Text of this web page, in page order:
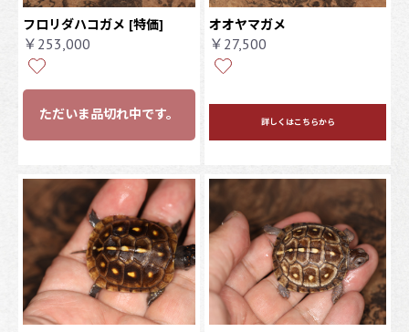
フロリダハコガメ [特価]
￥253,000
ただいま品切れ中です。
オオヤマガメ
￥27,500
詳しくはこちらから